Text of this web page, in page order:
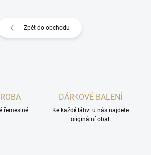
Zpět do obchodu
řemeslné
DÁRKOVÉ BALENÍ
Ke každé láhvi u nás najdete
originální obal.